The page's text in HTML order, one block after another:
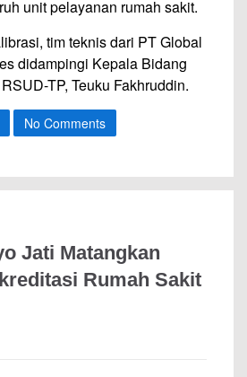
unit pelayanan rumah sakit.
tim teknis dari PT Global
didampingi Kepala Bidang
TP, Teuku Fakhruddin.
No Comments
Jati Matangkan
Rumah Sakit